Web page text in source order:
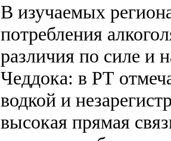
В изучаемых
потребления
различия по силе и
Чеддока: в РТ
водкой и
высокая прямая